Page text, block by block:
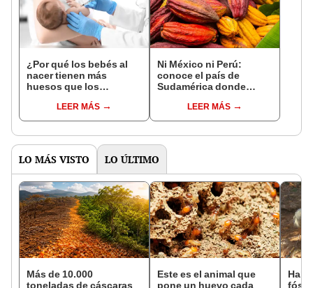
¿Por qué los bebés al
nacer tienen más
huesos que los
LEER MÁS
Ni México ni Perú:
conoce el país de
Sudamérica donde
estudioLEER MÁS
LO MÁS VISTO LO ÚLTIMO
Más de 10.000
toneladas de cáscaras
Este es el animal que
pone un huevo cada
fósil